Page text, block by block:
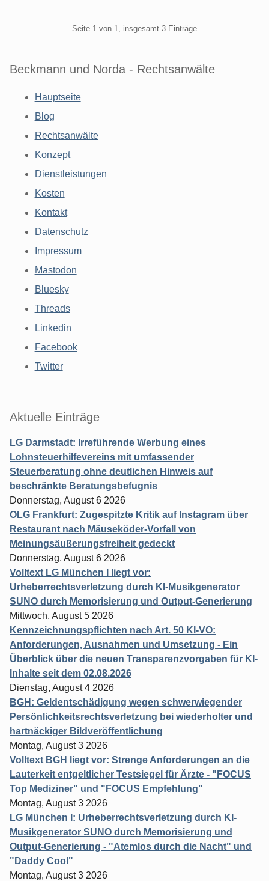
Seite 1 von 1, insgesamt 3 Einträge
Beckmann und Norda - Rechtsanwälte
Hauptseite
Blog
Rechtsanwälte
Konzept
Dienstleistungen
Kosten
Kontakt
Datenschutz
Impressum
Mastodon
Bluesky
Threads
Linkedin
Facebook
Twitter
Aktuelle Einträge
LG Darmstadt: Irreführende Werbung eines
Lohnsteuerhilfevereins mit umfassender
Steuerberatung ohne deutlichen Hinweis auf
beschränkte Beratungsbefugnis
Donnerstag, August 6 2026
OLG Frankfurt: Zugespitzte Kritik auf Instagram über
Restaurant nach Mäuseköder-Vorfall von
Meinungsäußerungsfreiheit gedeckt
Donnerstag, August 6 2026
Volltext LG München I liegt vor:
Urheberrechtsverletzung durch KI-Musikgenerator
SUNO durch Memorisierung und Output-Generierung
Mittwoch, August 5 2026
Kennzeichnungspflichten nach Art. 50 KI-VO:
Anforderungen, Ausnahmen und Umsetzung - Ein
Überblick über die neuen Transparenzvorgaben für KI-
Inhalte seit dem 02.08.2026
Dienstag, August 4 2026
BGH: Geldentschädigung wegen schwerwiegender
Persönlichkeitsrechtsverletzung bei wiederholter und
hartnäckiger Bildveröffentlichung
Montag, August 3 2026
Volltext BGH liegt vor: Strenge Anforderungen an die
Lauterkeit entgeltlicher Testsiegel für Ärzte - "FOCUS
Top Mediziner" und "FOCUS Empfehlung"
Montag, August 3 2026
LG München I: Urheberrechtsverletzung durch KI-
Musikgenerator SUNO durch Memorisierung und
Output-Generierung - "Atemlos durch die Nacht" und
"Daddy Cool"
Montag, August 3 2026